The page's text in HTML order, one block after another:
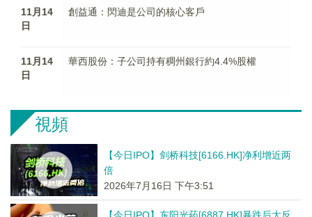
11月14
日
創益通：閃迪是公司的核心客戶
11月14
日
華西股份：子公司持有稠州銀行約4.4%股權
視頻
【今日IPO】剑桥科技[6166.HK]净利增近两
倍
2026年7月16日 下午3:51